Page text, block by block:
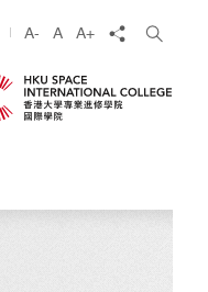
A- A A+ share